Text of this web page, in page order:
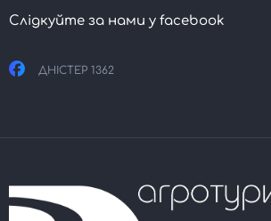
Слідкуйте за нами у facebook
ДНІСТЕР 1362